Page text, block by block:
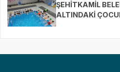
ŞEHİTKAMİL
ALTINDAKİ